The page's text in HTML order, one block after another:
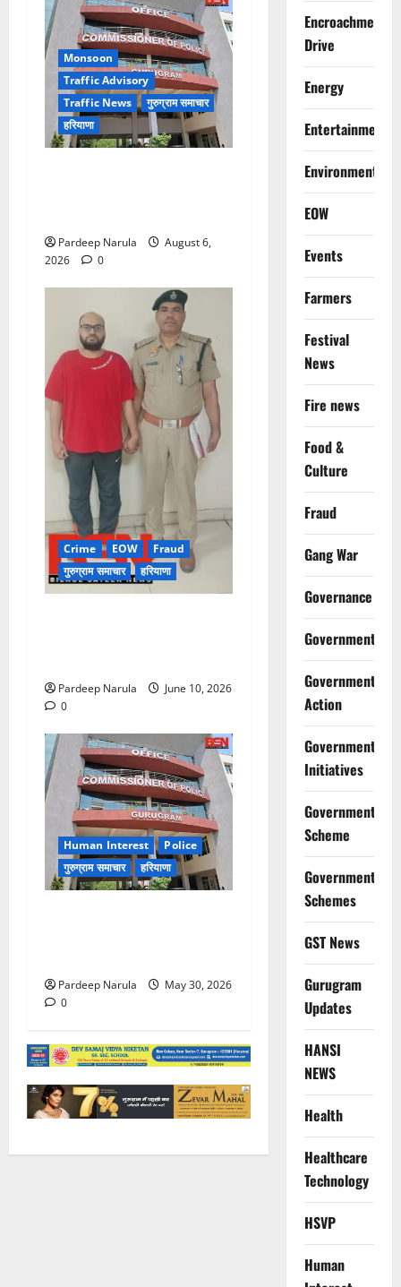
Monsoon
Traffic Advisory
Traffic News
गुरुग्राम समाचार
हरियाणा
Pardeep Narula
August 6,
2026
0
Crime EOW
Fraud
गुरुग्राम समाचार
हरियाणा
Pardeep Narula
June 10, 2026
0
Human Interest
Police
गुरुग्राम समाचार
हरियाणा
Pardeep Narula
May 30, 2026
0
Encroachment
Drive
Energy
Entertainment
Environment
EOW
Events
Farmers
Festival
News
Fire news
Food &
Culture
Fraud
Gang War
Governance
Government
Government
Action
Government
Initiatives
Government
Scheme
Government
Schemes
GST News
Gurugram
Updates
HANSI
NEWS
Health
Healthcare
Technology
HSVP
Human